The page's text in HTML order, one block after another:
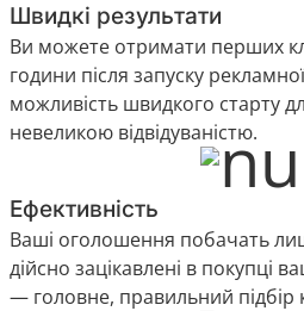
Швидкі результати
Ви можете отримати перших
години після запуску
можливість швидкого старту
невеликою відвідуваністю.
Ефективність
Ваші оголошення побачать
дійсно зацікавлені в покупці
— головне, правильний підбір